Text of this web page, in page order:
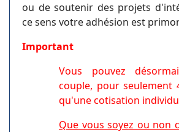
ou de soutenir des projets
ce sens votre adhésion est
Important
Vous pouvez
couple, pour seulement
qu'une cotisation
Que vous soyez ou non